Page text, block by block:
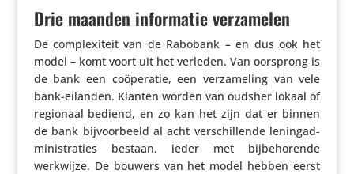
Drie maanden informatie verzamelen
De complexi­teit van de Rabobank – en dus ook het
model – komt voort uit het verleden. Van oorsprong is
de bank een coöpe­ratie, een verza­me­ling van vele
bank-eilanden. Klanten worden van oudsher lokaal of
regionaal bediend, en zo kan het zijn dat er binnen
de bank bijvoor­beeld al acht verschil­lende lening­ad­
mi­ni­stra­ties bestaan, ieder met bijbe­ho­rende
werkwijze. De bouwers van het model hebben eerst